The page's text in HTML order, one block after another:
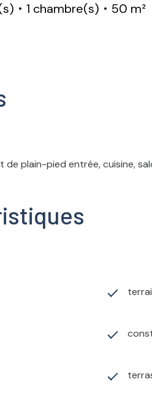
1 chambre(s)
50 m²
de plain-pied entrée, cuisine,